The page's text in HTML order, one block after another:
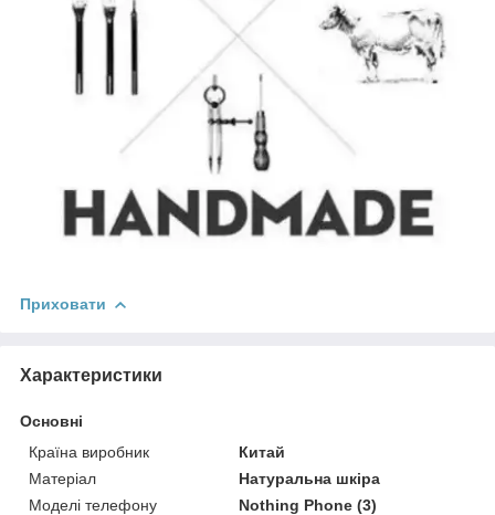
Приховати
Характеристики
Основні
Країна виробник
Китай
Матеріал
Натуральна шкіра
Моделі телефону
Nothing Phone (3)